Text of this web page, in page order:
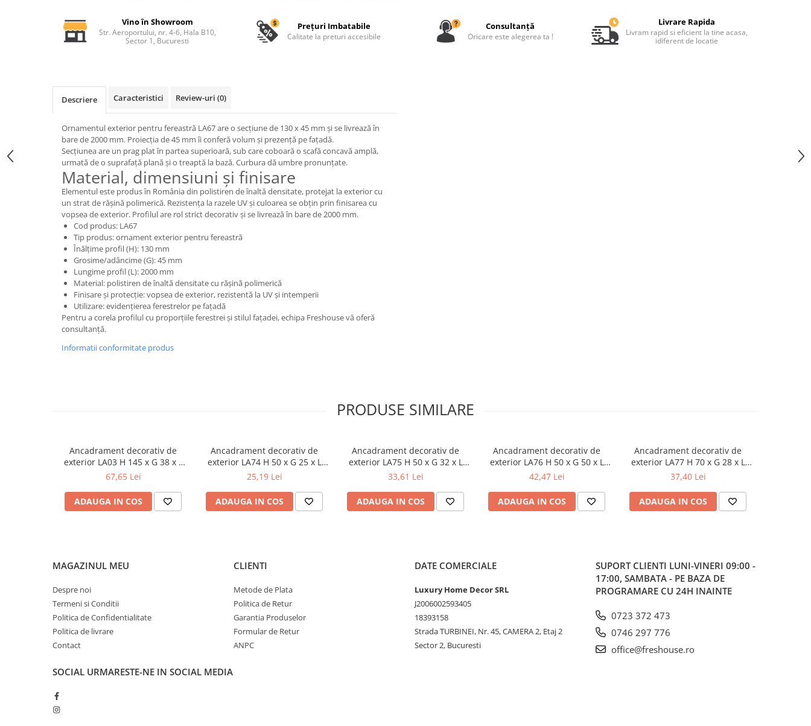
Brâuri de interior
Brâuri decorative de interior din
Pilaștri de interior
Trunchiuri pilaștri
Coloane de interior
Capiteluri coloane
Inele coloane
Inele coloane
Piedestaluri coloane
Trunchiuri coloane
Semicoloane de interior
Baze semicoloane
Inele semicoloane
Capiteluri semicoloane
Piedestaluri semicoloane
Trunchiuri semicoloane
Șeminee decorative
Console de interior
Vino în Showroom
Str. Aeroportului, nr. 4-6, Hala B10,
Sector 1, Bucuresti
Prețuri Imbatabile
Calitate la preturi accesibile
Consultanță
Oricare este alegerea ta !
Livrare Rapida
Livram rapid si eficient la tine acasa,
idiferent de locatie
Descriere Caracteristici Review-uri (0)
Ornamentul exterior pentru fereastră LA67 are o secțiune de 130 x 45 mm și se livrează în
bare de 2000 mm. Proiecția de 45 mm îi conferă volum și prezență pe fațadă.
Secțiunea are un prag plat în partea superioară, sub care coboară o scafă concavă amplă,
urmată de o suprafață plană și o treaptă la bază. Curbura dă umbre pronunțate.
Material, dimensiuni și finisare
Elementul este produs în România din polistiren de înaltă densitate, protejat la exterior cu
un strat de rășină polimerică. Rezistența la razele UV și culoarea se obțin prin finisarea cu
vopsea de exterior. Profilul are rol strict decorativ și se livrează în bare de 2000 mm.
Cod produs: LA67
Tip produs: ornament exterior pentru fereastră
Înălțime profil (H): 130 mm
Grosime/adâncime (G): 45 mm
Lungime profil (L): 2000 mm
Material: polistiren de înaltă densitate cu rășină polimerică
Finisare și protecție: vopsea de exterior, rezistentă la UV și intemperii
Utilizare: evidențierea ferestrelor pe fațadă
Pentru a corela profilul cu proporțiile ferestrei și stilul fațadei, echipa Freshouse vă oferă
consultanță.
Informatii conformitate produs
PRODUSE SIMILARE
Ancadrament decorativ de
exterior LA03 H 145 x G 38 x L
2000 mm
67,65 Lei
ADAUGA IN COS
Ancadrament decorativ de
exterior LA74 H 50 x G 25 x L
2000 mm
25,19 Lei
ADAUGA IN COS
Ancadrament decorativ de
exterior LA75 H 50 x G 32 x L
2000 mm
33,61 Lei
ADAUGA IN COS
Ancadrament decorativ de
exterior LA76 H 50 x G 50 x L
2000 mm
42,47 Lei
ADAUGA IN COS
Ancadrament decorativ de
exterior LA77 H 70 x G 28 x L
2000 mm
37,40 Lei
ADAUGA IN COS
MAGAZINUL MEU
Despre noi
Termeni si Conditii
Politica de Confidentialitate
Politica de livrare
Contact
CLIENTI
Metode de Plata
Politica de Retur
Garantia Produselor
Formular de Retur
ANPC
DATE COMERCIALE
Luxury Home Decor SRL
J2006002593405
18393158
Strada TURBINEI, Nr. 45, CAMERA 2, Etaj 2
Sector 2, Bucuresti
SUPORT CLIENTI LUNI-VINERI 09:00 -
17:00, SAMBATA - PE BAZA DE
PROGRAMARE CU 24H INAINTE
0723 372 473
0746 297 776
office@freshouse.ro
SOCIAL URMARESTE-NE IN SOCIAL MEDIA